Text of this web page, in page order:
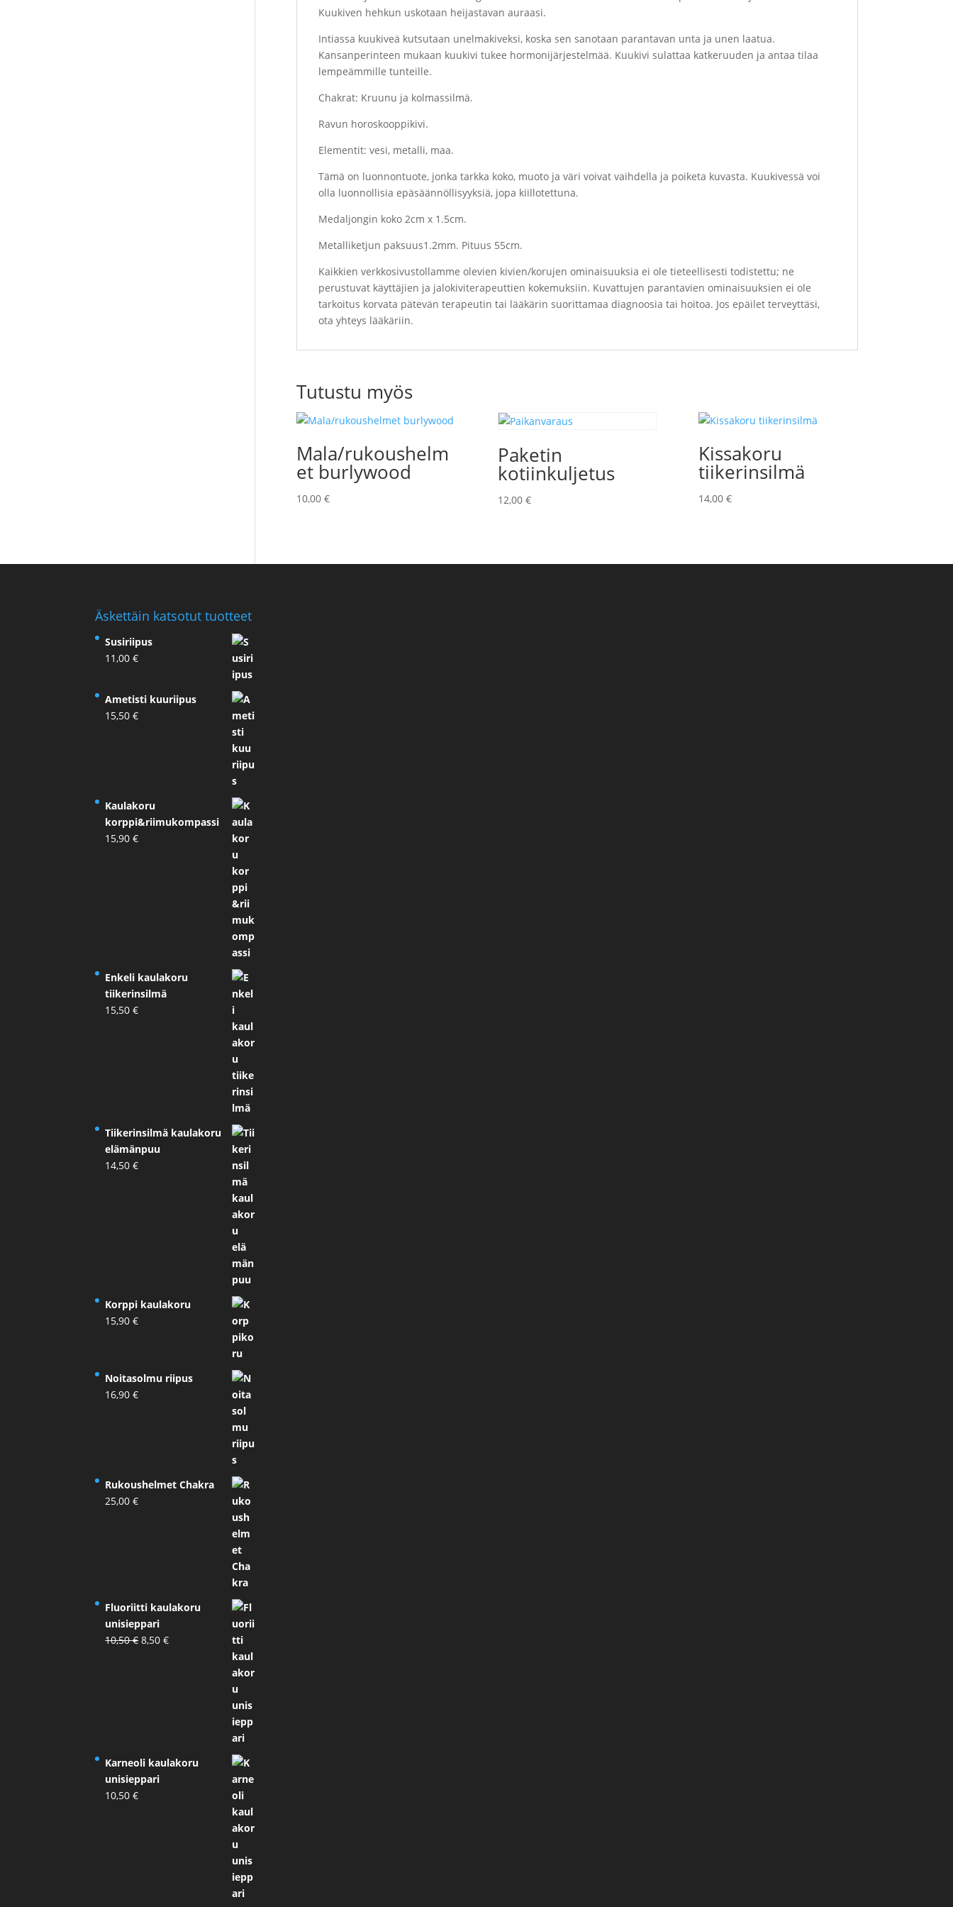
Kuukiven hehkun uskotaan heijastavan auraasi.
Intiassa kuukiveä kutsutaan unelmakiveksi, koska sen sanotaan parantavan unta ja unen laatua.
Kansanperinteen mukaan kuukivi tukee hormonijärjestelmää. Kuukivi sulattaa katkeruuden ja antaa tilaa
lempeämmille tunteille.
Chakrat: Kruunu ja kolmassilmä.
Ravun horoskooppikivi.
Elementit: vesi, metalli, maa.
Tämä on luonnontuote, jonka tarkka koko, muoto ja väri voivat vaihdella ja poiketa kuvasta. Kuukivessä voi
olla luonnollisia epäsäännöllisyyksiä, jopa kiillotettuna.
Medaljongin koko 2cm x 1.5cm.
Metalliketjun paksuus1.2mm. Pituus 55cm.
Kaikkien verkkosivustollamme olevien kivien/korujen ominaisuuksia ei ole tieteellisesti todistettu; ne
perustuvat käyttäjien ja jalokiviterapeuttien kokemuksiin. Kuvattujen parantavien ominaisuuksien ei ole
tarkoitus korvata pätevän terapeutin tai lääkärin suorittamaa diagnoosia tai hoitoa. Jos epäilet terveyttäsi,
ota yhteys lääkäriin.
Tutustu myös
Mala/rukoushelm
et burlywood
10,00 €
Paketin
kotiinkuljetus
12,00 €
Kissakoru
tiikerinsilmä
14,00€
Äskettäin katsotut tuotteet
Susiriipus
11,00€
Ametisti kuuriipus
15,50€
Kaulakoru
korppi&riimukompassi
15,90€
Enkeli kaulakoru
tiikerinsilmä
15,50€
Tiikerinsilmä kaulakoru
elämänpuu
14,50€
Korppi kaulakoru
15,90€
Noitasolmu riipus
16,90€
Rukoushelmet Chakra
25,00€
Fluoriitti kaulakoru
unisieppari
10,50€Alkuperäinen
8,50€Nykyinen
Karneoli kaulakoru
unisieppari
10,50€